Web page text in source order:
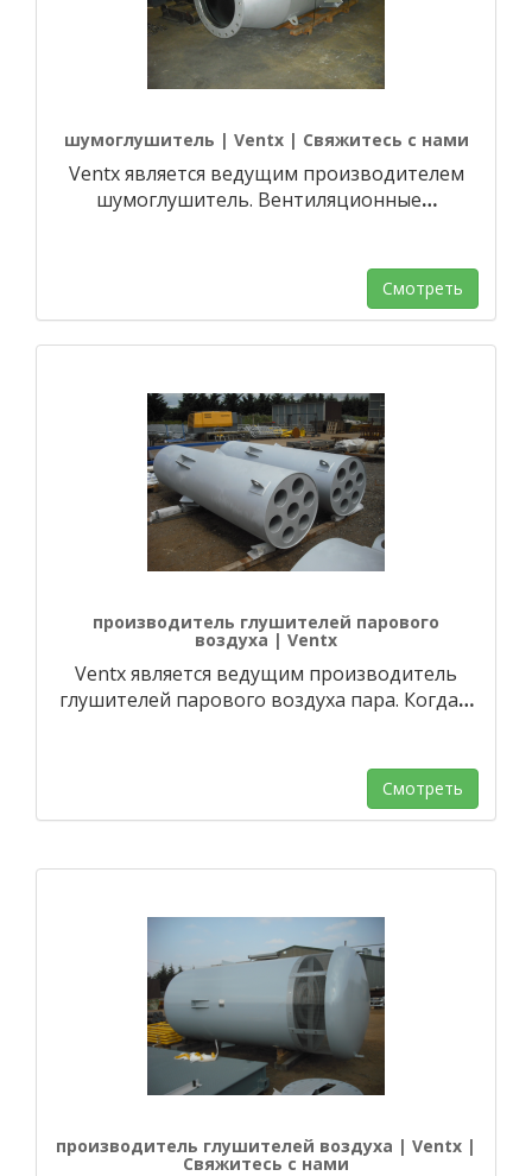
шумоглушитель | Ventx | Свяжитесь с нами
Ventx является ведущим производителем
шумоглушитель. Вентиляционные…
Смотреть
производитель глушителей парового
воздуха | Ventx
Ventx является ведущим производитель
глушителей парового воздуха пара. Когда…
Смотреть
производитель глушителей воздуха | Ventx |
Свяжитесь с нами